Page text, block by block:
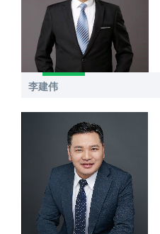
李建伟